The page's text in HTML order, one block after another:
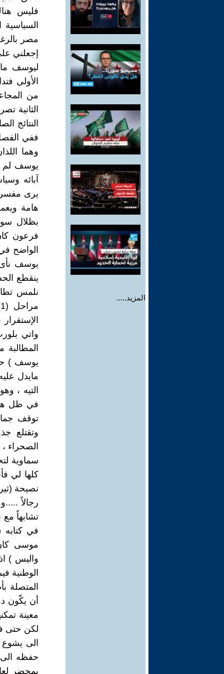
المزيد.....
فليس
الأولى
من
الثانية
النتائج
وهما
يوسف لم
آبائه
يرى
هامة
بظلال
فرعون
الواضح
يوسف
ينقطع
نلمس
واتي
يوسف )
مايدل
التيه ،
في ظل
توقف
وتقتلع
الصحراء
سماوية
نصيحة
رجالاً
تشابهاً
في كتابه
موسى
واليس )
الوطنية
المتصلة
أن يكّون
معينة
لكن حتى
الى
حفظه
بمحضر